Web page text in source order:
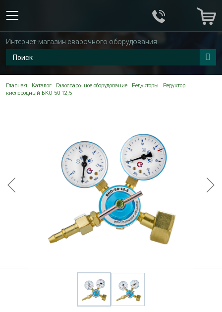
Интернет-магазин сварочного оборудования
Главная Каталог Газосварочное оборудование Редукторы
Редуктор
кислородный БКО-50-12,5